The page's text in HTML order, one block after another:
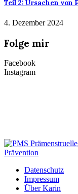
Teil 2: Ursachen von
4. Dezember 2024
Folge mir
Facebook
Instagram
Datenschutz
Impressum
Über Karin